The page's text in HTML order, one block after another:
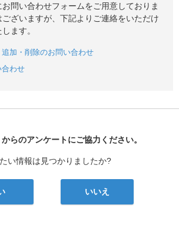
問い合わせフォームをご用意しておりま
ざいますが、下記よりご連絡をいただけ
ます。
加・削除のお問い合わせ
合わせ
病院なび
からのアンケートにご協力ください。
い情報は見つかりましたか?
いいえ